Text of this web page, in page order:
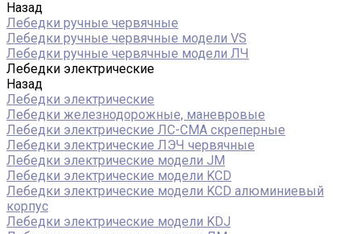
Назад
Лебедки ручные червячные
Лебедки ручные червячные модели VS
Лебедки ручные червячные модели ЛЧ
Лебедки электрические
Назад
Лебедки электрические
Лебедки железнодорожные, маневровые
Лебедки электрические ЛС-СМА скреперные
Лебедки электрические ЛЭЧ червячные
Лебедки электрические модели JM
Лебедки электрические модели KCD
Лебедки электрические модели KCD алюминиевый
корпус
Лебедки электрические модели KDJ